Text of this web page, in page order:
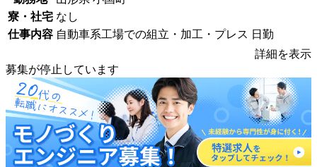
寮・社宅 なし
仕事内容 自動車系工場での組立・加工・プレス 日勤
詳細を表示
募集が停止しています